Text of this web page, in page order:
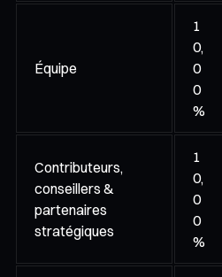
Équipe
1
0,
0
0
%
Contributeurs,
conseillers &
partenaires
stratégiques
1
0,
0
0
%